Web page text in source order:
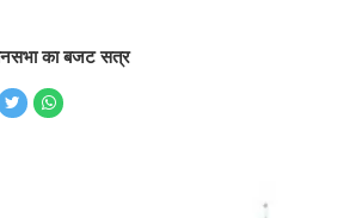
का बजट सत्र